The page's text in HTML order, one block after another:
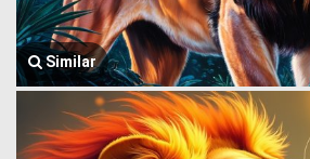
Similar